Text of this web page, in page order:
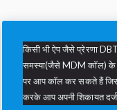
किसी भी ऐप जैसे प्रेरणा
समस्या(जैसे MDM कॉल) के
पर आप कॉल कर सकते हैं
करके आप अपनी शिकायत